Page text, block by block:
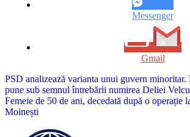
Messenger
Gmail
Navigare
în
articole
PSD analizează varianta unui guvern
pune sub semnul întrebării numirea Deliei
Femeie de 50 de ani, decedată după o operație
Moinești